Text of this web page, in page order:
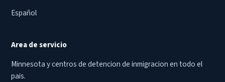
Español
Area de servicio
Minnesota y centros de detencion de inmigracion en todo el
pais.